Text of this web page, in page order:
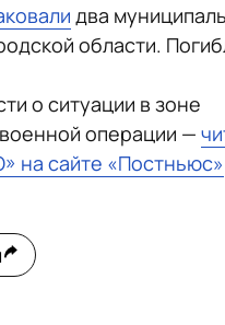
два
области.
о ситуации в зоне
операции —
на сайте «Постньюс»